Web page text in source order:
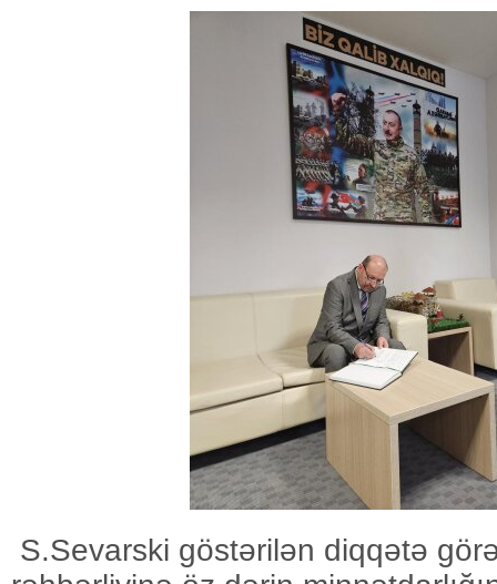
S.Sevarski göstərilən diqqətə